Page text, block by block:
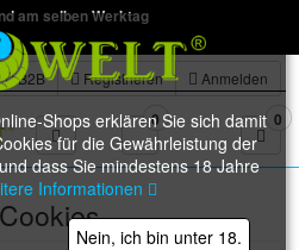
am selben Werktag
B2B Registrieren Anmelden
0 0
Shops erklären Sie sich damit
für die Gewährleistung der
dass Sie mindestens 18 Jahre
Informationen
Nein, ich bin unter 18.